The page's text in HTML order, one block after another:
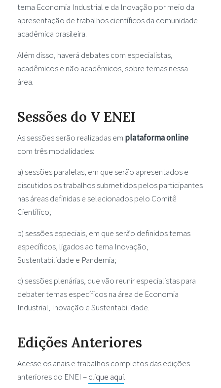
tema Economia Industrial e da Inovação por meio da
apresentação de trabalhos científicos da comunidade
acadêmica brasileira.
Além disso, haverá debates com especialistas,
acadêmicos e não acadêmicos, sobre temas nessa
área.
Sessões do V ENEI
As sessões serão realizadas em plataforma online
com três modalidades:
a) sessões paralelas, em que serão apresentados e
discutidos os trabalhos submetidos pelos participantes
nas áreas definidas e selecionados pelo Comitê
Científico;
b) sessões especiais, em que serão definidos temas
específicos, ligados ao tema Inovação,
Sustentabilidade e Pandemia;
c) sessões plenárias, que vão reunir especialistas para
debater temas específicos na área de Economia
Industrial, Inovação e Sustentabilidade.
Edições Anteriores
Acesse os anais e trabalhos completos das edições
anteriores do ENEI –clique aqui.